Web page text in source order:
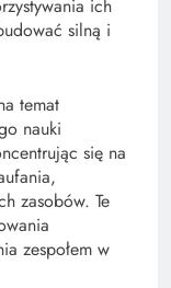
ich
silną i
temat
nauki
się na
zasobów. Te
zespołem w